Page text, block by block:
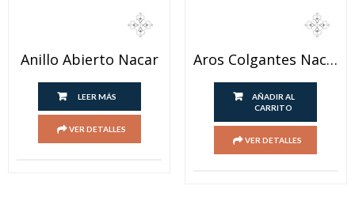
Anillo Abierto Nacar
LEER MÁS
VER DETALLES
Aros Colgantes Nacar
AÑADIR AL
CARRITO
VER DETALLES